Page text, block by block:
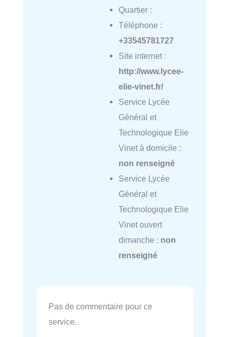
Quartier :
Téléphone :
+33545781727
Site internet :
http://www.lycee-
elie-vinet.fr/
Service Lycée
Général et
Technologique Elie
Vinet à domicile :
non renseigné
Service Lycée
Général et
Technologique Elie
Vinet ouvert
dimanche : non
renseigné
Pas de commentaire pour ce
service.